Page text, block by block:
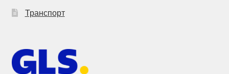
Транспорт